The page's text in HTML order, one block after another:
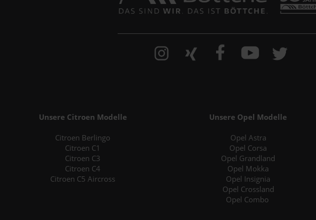
Unsere Citroen Modelle
Citroen Berlingo
Citroen C1
Citroen C3
Citroen C4
Citroen C5 Aircross
Unsere Opel Modelle
Opel Astra
Opel Corsa
Opel Grandland
Opel Mokka
Opel Insignia
Opel Crossland
Opel Combo